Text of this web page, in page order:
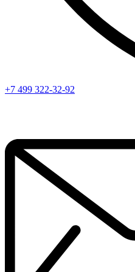
+7 499 322-32-92